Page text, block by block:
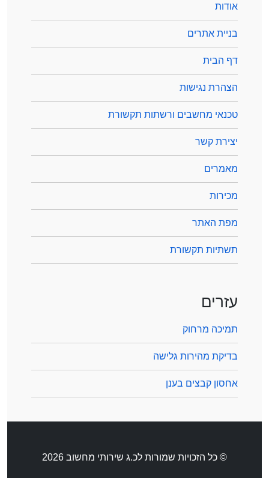
אודות
בניית אתרים
דף הבית
הצהרת נגישות
טכנאי מחשבים ורשתות תקשורת
יצירת קשר
מאמרים
מכירות
מפת האתר
תשתיות תקשורת
עזרים
תמיכה מרחוק
בדיקת מהירות גלישה
אחסון קבצים בענן
© כל הזכויות שמורות לכ.ג שירותי מחשוב 2026